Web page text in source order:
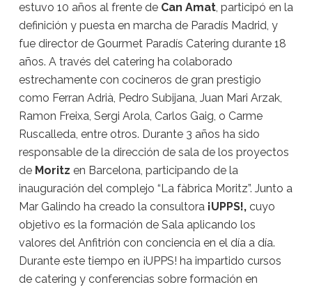
estuvo 10 años al frente de Can Amat, participó en la
definición y puesta en marcha de Paradís Madrid, y
fue director de Gourmet Paradís Catering durante 18
años. A través del catering ha colaborado
estrechamente con cocineros de gran prestigio
como Ferran Adrià, Pedro Subijana, Juan Mari Arzak,
Ramon Freixa, Sergi Arola, Carlos Gaig, o Carme
Ruscalleda, entre otros. Durante 3 años ha sido
responsable de la dirección de sala de los proyectos
de Moritz en Barcelona, participando de la
inauguración del complejo “La fàbrica Moritz”. Junto a
Mar Galindo ha creado la consultora ¡UPPS!,cuyo
objetivo es la formación de Sala aplicando los
valores del Anfitrión con conciencia en el día a día.
Durante este tiempo en ¡UPPS! ha impartido cursos
de catering y conferencias sobre formación en